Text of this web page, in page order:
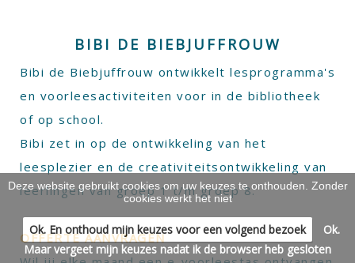
BIBI DE BIEBJUFFROUW
Bibi de Biebjuffrouw ontwikkelt lesprogramma's
en voorleesactiviteiten voor in de bibliotheek
of op school.
Bibi zet in op de ontwikkeling van het
leesplezier en de creativiteitsontwikkeling van
leerlingen van groep 1 t/m groep 8.
OFFERTE AANVRAGEN
Deze website gebruikt cookies om uw keuzes te onthouden. Zonder
cookies werkt het niet
Ok. En onthoud mijn keuzes voor een volgend bezoek
Ok.
Maar vergeet mijn keuzes nadat ik de browser heb gesloten